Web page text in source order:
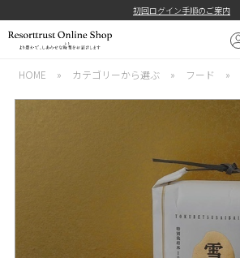
初回ログイン手順のご案内
HOME » カテゴリーから選ぶ » フード »